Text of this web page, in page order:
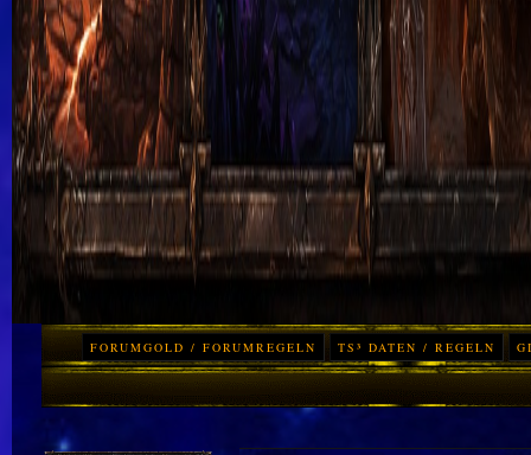
FORUMGOLD / FORUMREGELN TS³ DATEN / REGELN